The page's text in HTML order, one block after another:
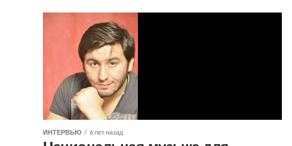
ИНТЕРВЬЮ 6 лет назад